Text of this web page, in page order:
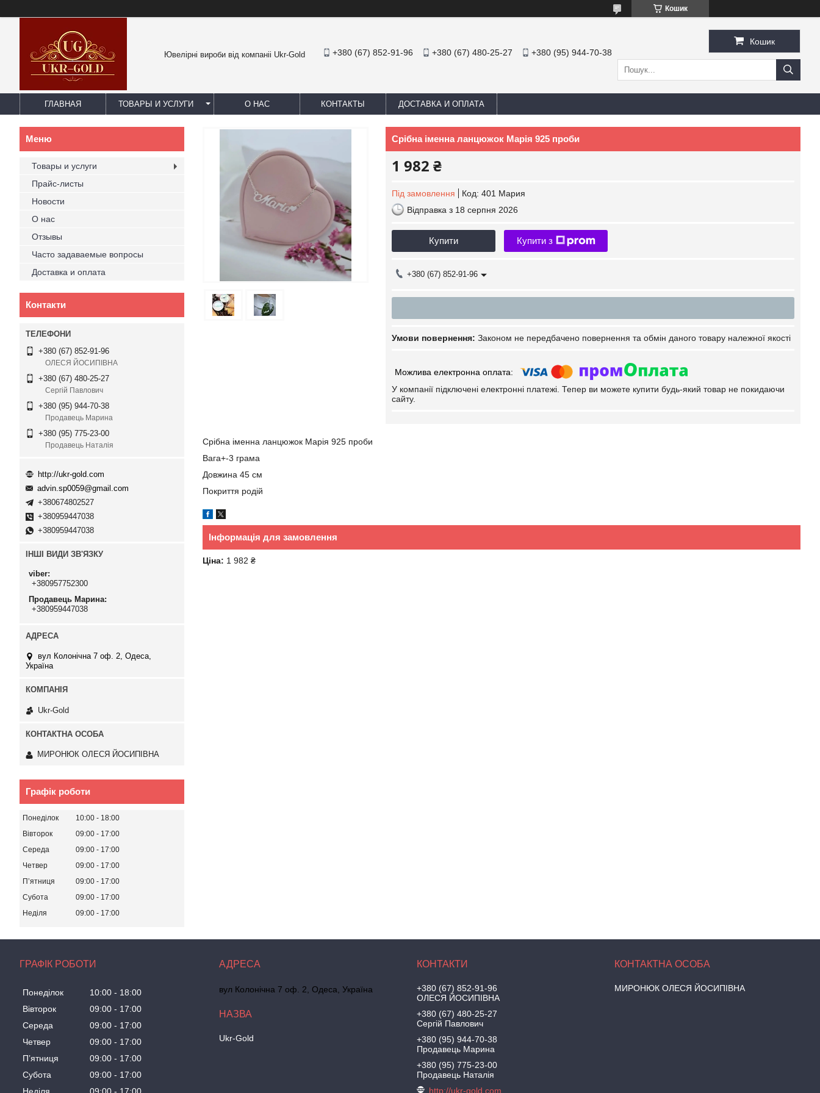
Кошик
Ювелірні вироби від компаніі Ukr-Gold +380 (67) 852-91-96 +380 (67) 480-25-27 +380 (95) 944-70-38
Кошик
ГЛАВНАЯ ТОВАРЫ И УСЛУГИ О НАС КОНТАКТЫ ДОСТАВКА И ОПЛАТА
Срібна іменна ланцюжок Марія 925 проби
1 982 ₴
Під замовлення Код: 401 Мария
Відправка з 18 серпня 2026
Купити Купити з
+380 (67) 852-91-96
Законом не передбачено повернення та обмін даного товару належної якості
У компанії підключені електронні платежі. Тепер ви можете купити будь-який товар не покидаючи
сайту.
Срібна іменна ланцюжок Марія 925 проби
Вага+-3 грама
Довжина 45 см
Покриття родій
Інформація для замовлення
Ціна: 1 982 ₴
Товары и услуги
Прайс-листы
Новости
О нас
Отзывы
Часто задаваемые вопросы
Доставка и оплата
Контакти
+380 (67) 852-91-96
ОЛЕСЯ ЙОСИПІВНА
+380 (67) 480-25-27
Сергій Павлович
+380 (95) 944-70-38
Продавець Марина
+380 (95) 775-23-00
Продавець Наталія
http://ukr-gold.com
advin.sp0059@gmail.com
+380674802527
+380959447038
+380959447038
ІНШІ ВИДИ ЗВ'ЯЗКУ
viber
+380957752300
Продавець Марина
+380959447038
вул Колонічна 7 оф. 2, Одеса,
Україна
Ukr-Gold
МИРОНЮК ОЛЕСЯ ЙОСИПІВНА
Графік роботи
Понеділок 10:00
18:00
Вівторок
09:00
17:00
Середа
09:00
17:00
Четвер
09:00
17:00
Пʼятниця
09:00
17:00
Субота
09:00
17:00
Неділя
09:00 17:00
ГРАФІК РОБОТИ
Понеділок 10:00
18:00
Вівторок
09:00
17:00
Середа
09:00
17:00
Четвер
09:00
17:00
Пʼятниця
09:00
17:00
Субота
09:00
17:00
Неділя
09:00 17:00
вул Колонічна 7 оф. 2, Одеса, Україна
Ukr-Gold
+380 (67) 852-91-96
ОЛЕСЯ ЙОСИПІВНА
+380 (67) 480-25-27
Сергій Павлович
+380 (95) 944-70-38
Продавець Марина
+380 (95) 775-23-00
Продавець Наталія
http://ukr-gold.com
МИРОНЮК ОЛЕСЯ ЙОСИПІВНА